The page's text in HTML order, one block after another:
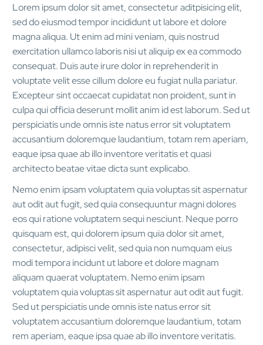
Lorem ipsum dolor sit amet, consectetur aditpisicing elit,
sed do eiusmod tempor incididunt ut labore et dolore
magna aliqua. Ut enim ad mini veniam, quis nostrud
exercitation ullamco laboris nisi ut aliquip ex ea commodo
consequat. Duis aute irure dolor in reprehenderit in
voluptate velit esse cillum dolore eu fugiat nulla pariatur.
Excepteur sint occaecat cupidatat non proident, sunt in
culpa qui officia deserunt mollit anim id est laborum. Sed ut
perspiciatis unde omnis iste natus error sit voluptatem
accusantium doloremque laudantium, totam rem aperiam,
eaque ipsa quae ab illo inventore veritatis et quasi
architecto beatae vitae dicta sunt explicabo.
Nemo enim ipsam voluptatem quia voluptas sit aspernatur
aut odit aut fugit, sed quia consequuntur magni dolores
eos qui ratione voluptatem sequi nesciunt. Neque porro
quisquam est, qui dolorem ipsum quia dolor sit amet,
consectetur, adipisci velit, sed quia non numquam eius
modi tempora incidunt ut labore et dolore magnam
aliquam quaerat voluptatem. Nemo enim ipsam
voluptatem quia voluptas sit aspernatur aut odit aut fugit.
Sed ut perspiciatis unde omnis iste natus error sit
voluptatem accusantium doloremque laudantium, totam
rem aperiam, eaque ipsa quae ab illo inventore veritatis.